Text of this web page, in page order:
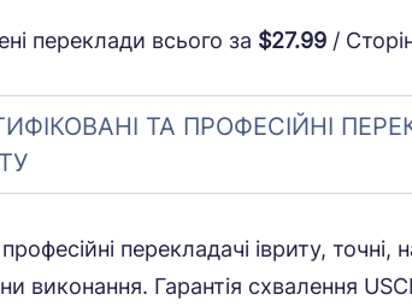
переклади всього за $27.99 /
ТА ПРОФЕСІЙНІ
перекладачі івриту, точні,
виконання. Гарантія схвалення